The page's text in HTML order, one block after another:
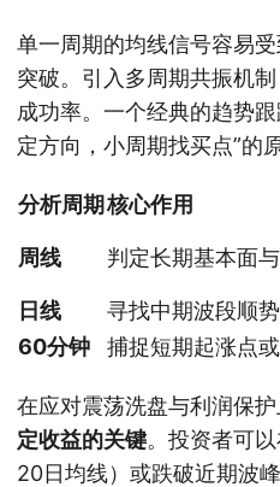
单一周期的均线信号容易
突破。引入多周期共振机
成功率。一个经典的趋势
定方向，小周期找买点”的原
分析周期核心作用
周线 判定长期基本面
日线
寻找中期波段顺
60分钟
捕捉短期起涨点
在应对震荡洗盘与利润保护
定收益的关键。投资者可
20日均线）或跌破近期波